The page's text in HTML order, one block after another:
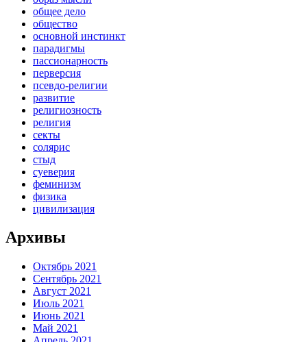
общее дело
общество
основной инстинкт
парадигмы
пассионарность
перверсия
псевдо-религии
развитие
религиозность
религия
секты
солярис
стыд
суеверия
феминизм
физика
цивилизация
Архивы
Октябрь 2021
Сентябрь 2021
Август 2021
Июль 2021
Июнь 2021
Май 2021